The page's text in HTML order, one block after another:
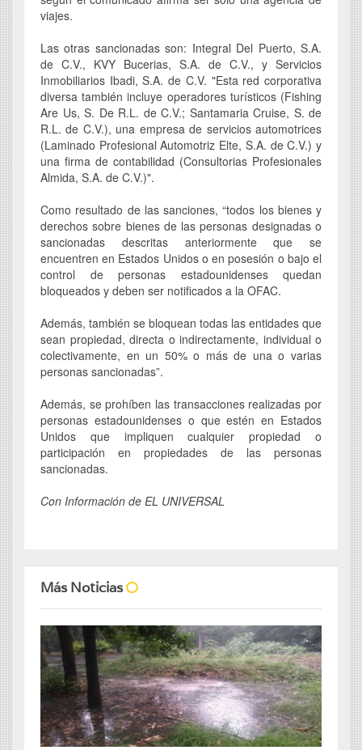
viajes.
Las otras sancionadas son: Integral Del Puerto, S.A.
de C.V., KVY Bucerias, S.A. de C.V., y Servicios
Inmobiliarios Ibadi, S.A. de C.V. "Esta red corporativa
diversa también incluye operadores turísticos (Fishing
Are Us, S. De R.L. de C.V.; Santamaria Cruise, S. de
R.L. de C.V.), una empresa de servicios automotrices
(Laminado Profesional Automotriz Elte, S.A. de C.V.) y
una firma de contabilidad (Consultorias Profesionales
Almida, S.A. de C.V.)".
Como resultado de las sanciones, “todos los bienes y
derechos sobre bienes de las personas designadas o
sancionadas descritas anteriormente que se
encuentren en Estados Unidos o en posesión o bajo el
control de personas estadounidenses quedan
bloqueados y deben ser notificados a la OFAC.
Además, también se bloquean todas las entidades que
sean propiedad, directa o indirectamente, individual o
colectivamente, en un 50% o más de una o varias
personas sancionadas”.
Además, se prohíben las transacciones realizadas por
personas estadounidenses o que estén en Estados
Unidos que impliquen cualquier propiedad o
participación en propiedades de las personas
sancionadas.
Con Información de EL UNIVERSAL
Más Noticias